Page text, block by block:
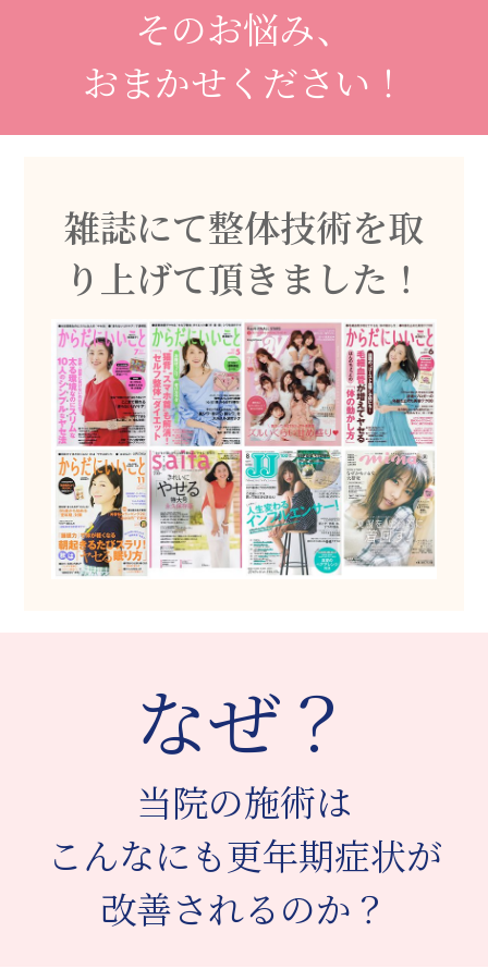
そのお悩み、
おまかせください！
雑誌にて整体技術を取
り上げて頂きました！
なぜ？
当院の施術は
こんなにも更年期症状が
改善されるのか？